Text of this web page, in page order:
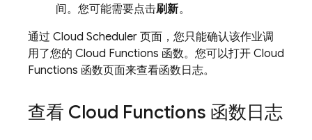
间。您可能需要点击刷新。
通过 Cloud Scheduler 页面，您只能确认该作业调
用了您的 Cloud Functions 函数。您可以打开 Cloud
Functions 函数页面来查看函数日志。
查看 Cloud Functions 函数日志